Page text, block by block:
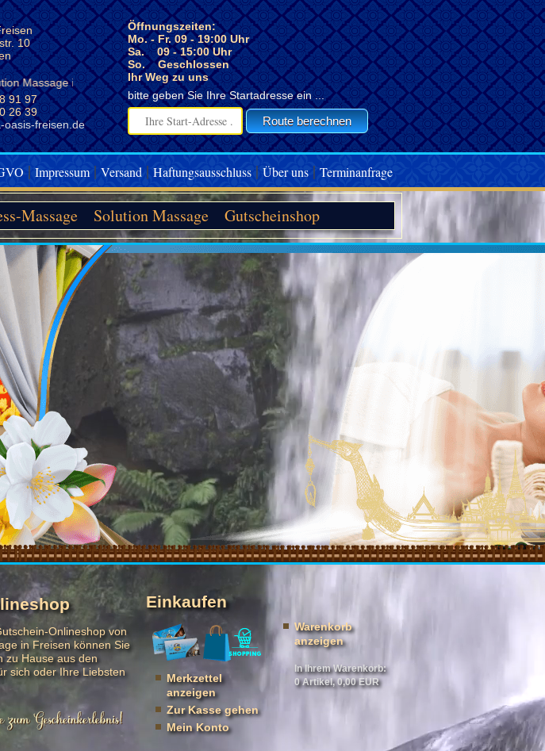
10
erleben
91 97
26 39
oasis-freisen.de
Öffnungszeiten:
Mo. - Fr. 09 - 19:00 Uhr
Sa. 09 - 15:00 Uhr
So. Geschlossen
Ihr Weg zu uns
bitte geben Sie Ihre Startadresse ein ...
| Impressum| Versand | Haftungsausschluss | Über uns | Terminanfrage
Massage Solution Massage Gutscheinshop
Onlineshop von
in Freisen können Sie
zu Hause aus den
sich oder Ihre Liebsten
Einkaufen
Merkzettel
anzeigen
Zur Kasse gehen
Mein Konto
Warenkorb
anzeigen
In Ihrem Warenkorb:
0Artikel,0,00EUR